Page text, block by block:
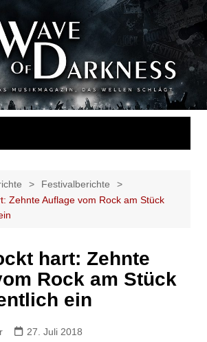
Wave of Darkness
Wellen schlägt. Konzerte, Festivals, Events,
Interviews, Berichte, Musik
Festivalberichte
Zehnte Auflage vom Rock am Stück
hart: Zehnte
Rock am Stück
ein
27. Juli 2018